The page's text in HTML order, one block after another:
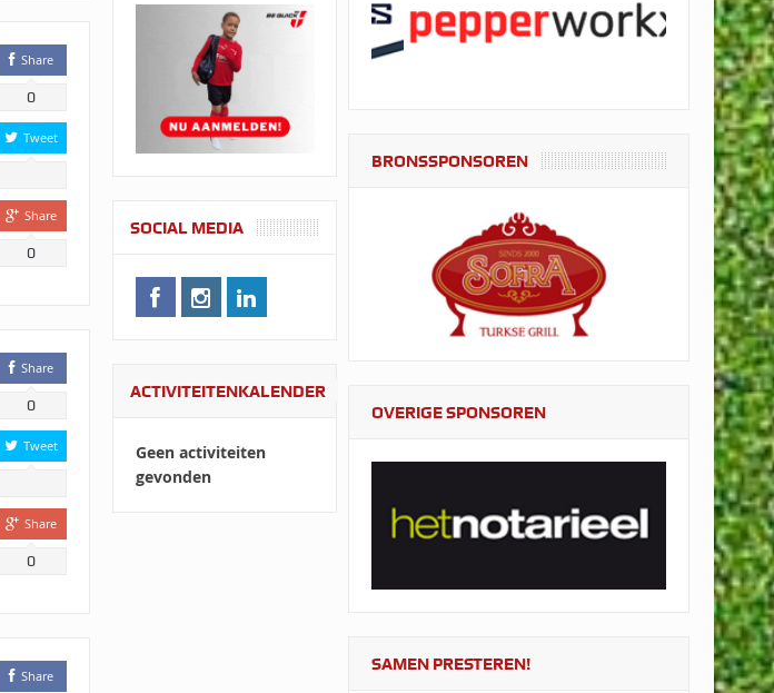
Share
0
Tweet
Share
0
Share
0
Tweet
Share
0
Share
SOCIAL MEDIA
ACTIVITEITENKALENDER
Geen activiteiten
gevonden
BRONSSPONSOREN
OVERIGE SPONSOREN
SAMEN PRESTEREN!